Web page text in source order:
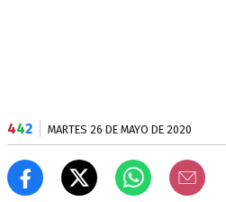
442 MARTES 26 DE MAYO DE 2020